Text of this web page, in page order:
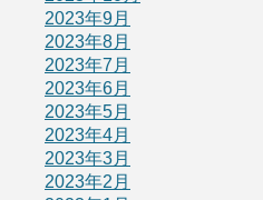
2023年9月
2023年8月
2023年7月
2023年6月
2023年5月
2023年4月
2023年3月
2023年2月